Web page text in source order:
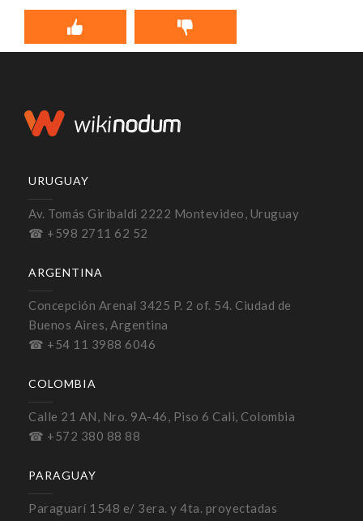
URUGUAY
Av. Tomás Giribaldi 2222 Montevideo, Uruguay
☎ +598 2711 62 52
ARGENTINA
Concepción Arenal 3425 P. 2 of. 54. Ciudad de
Buenos Aires, Argentina
☎ +54 11 3988 6046
COLOMBIA
Calle 21 AN, Nro. 9A-46, Piso 6 Cali, Colombia
☎ +572 380 88 88
PARAGUAY
Paraguarí 1548 e/ 3era. y 4ta. proyectadas